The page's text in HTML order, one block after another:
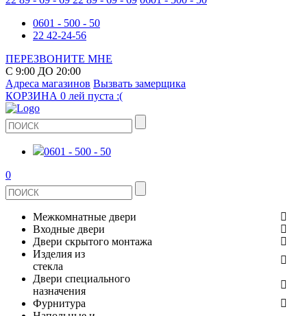
0601 - 500 - 50
22 42-24-56
ПЕРЕЗВОНИТЕ МНЕ
С 9:00 ДО 20:00
Адреса магазинов Вызвать замерщика
КОРЗИНА 0 лей пуста :(
0601 - 500 - 50
0
Межкомнатные двери
ШПОНИРОВАНЫЕ
ЭКОШПОН
ЭМАЛЬ
Входные двери
МЕТАЛЛИЧЕСКИЕ ДВЕРИ
В КВАРТИРУ
Двери скрытого монтажа
СТЕКЛЯННЫЕ
ЗЕРКАЛЬНЫЕ
Изделия из
стекла
ДВЕРИ
Двери специального
назначения
ПРОТИВОПОЖАРНЫЕ
Фурнитура